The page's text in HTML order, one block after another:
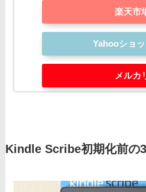
楽天市
Yahooショ
メルカ
Kindle Scribe初期化前の